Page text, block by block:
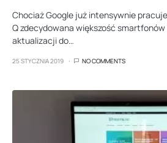
Chociaż Google już intensywnie
Q zdecydowana większość smartfonów
aktualizacji do…
25 STYCZNIA 2019 NO COMMENTS